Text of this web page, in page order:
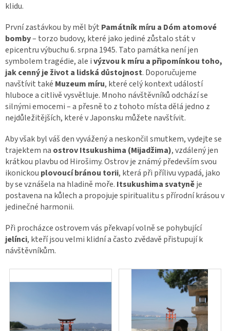
klidu.
První zastávkou by měl být Památník míru a Dóm atomové
bomby– torzo budovy, které jako jediné zůstalo stát v
epicentru výbuchu 6. srpna 1945. Tato památka není jen
symbolem tragédie, ale ivýzvou k míru a připomínkou toho,
jak cenný je život a lidská důstojnost. Doporučujeme
navštívit také Muzeum míru, které celý kontext událostí
hluboce a citlivě vysvětluje. Mnoho návštěvníků odchází se
silnými emocemi – a přesně to z tohoto místa dělá jedno z
nejdůležitějších, které v Japonsku můžete navštívit.
Aby však byl váš den vyvážený a neskončil smutkem, vydejte se
trajektem na ostrov Itsukushima (Mijadžima), vzdálený jen
krátkou plavbu od Hirošimy. Ostrov je známý především svou
ikonickou plovoucí bránou torii, která při přílivu vypadá, jako
by se vznášela na hladině moře. Itsukushima svatyněje
postavena na kůlech a propojuje spiritualitu s přírodní krásou v
jedinečné harmonii.
Při procházce ostrovem vás překvapí volně se pohybující
jelínci, kteří jsou velmi klidní a často zvědavě přistupují k
návštěvníkům.